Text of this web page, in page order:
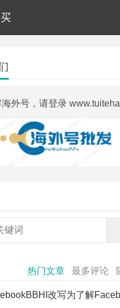
海外号，请登录
热门文章 最多评论